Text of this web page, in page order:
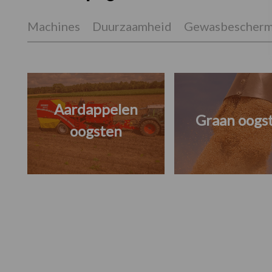
Machines Duurzaamheid
Aardappelen
oogsten
Graan